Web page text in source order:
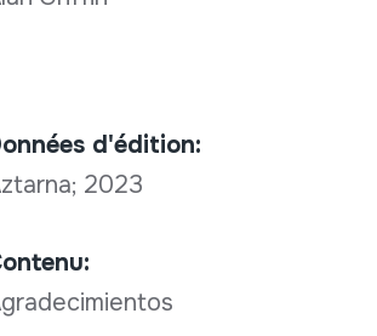
d'édition:
2023